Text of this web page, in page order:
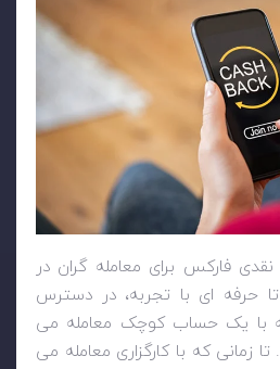
نقدی فارکس برای معامله گران در
حرفه ای با تجربه، در دسترس
با یک حساب کوچک معامله می
زمانی که با کارگزاری معامله می